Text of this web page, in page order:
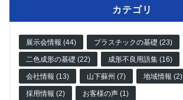
カテゴリ
展示会情報 (44) プラスチックの基礎 (23)
二色成形の基礎 (22) 成形不良用語集 (16)
会社情報 (13) 山下蘇州 (7) 地域情報 (2)
採用情報 (2) お客様の声 (1)